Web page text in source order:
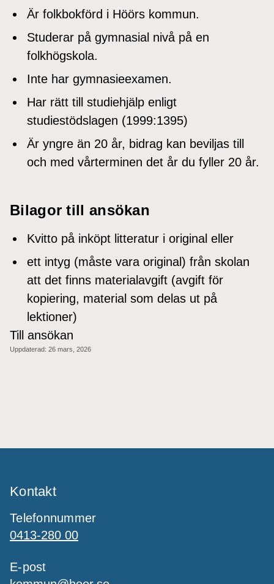
Är folkbokförd i Höörs kommun.
Studerar på gymnasial nivå på en
folkhögskola.
Inte har gymnasieexamen.
Har rätt till studiehjälp enligt
studiestödslagen (1999:1395)
Är yngre än 20 år, bidrag kan beviljas till
och med vårterminen det år du fyller 20 år.
Bilagor till ansökan
Kvitto på inköpt litteratur i original eller
ett intyg (måste vara original) från skolan
att det finns materialavgift (avgift för
kopiering, material som delas ut på
lektioner)
Till ansökan
Uppdaterad: 26 mars, 2026
Kontakt
Telefonnummer
0413-280 00
E-post